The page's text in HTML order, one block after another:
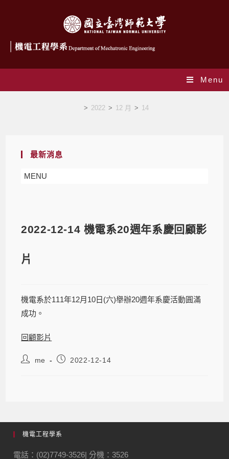
Menu
> 2022 > 12 月 > 14
最新消息
MENU
2022-12-14 機電系20週年系慶回顧影
片
機電系於111年12月10日(六)舉辦20週年系慶活動圓滿
成功。
回顧影片
me 2022-12-14
機電工程學系
電話：(02)7749-3526| 分機：3526